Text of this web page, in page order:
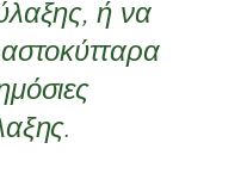
ή να